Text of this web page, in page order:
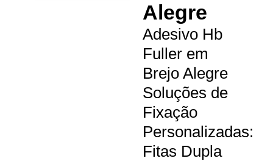
Alegre
Adesivo Hb
Fuller em
Brejo Alegre
Soluções de
Fixação
Personalizadas:
Fitas Dupla